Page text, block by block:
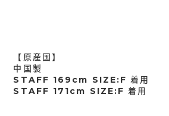
【原産国】
中国製
STAFF 169cm SIZE:F 着用
STAFF 171cm SIZE:F 着用